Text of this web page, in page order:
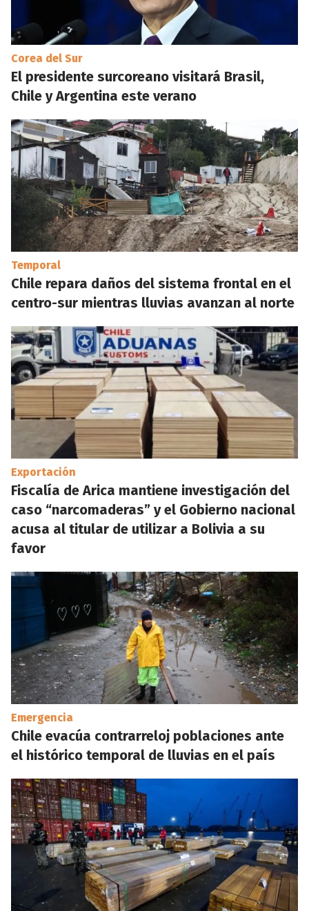
Corea del Sur
El presidente surcoreano visitará Brasil,
Chile y Argentina este verano
Temporal
Chile repara daños del sistema frontal en el
centro-sur mientras lluvias avanzan al norte
Exportación
Fiscalía de Arica mantiene investigación del
caso “narcomaderas” y el Gobierno nacional
acusa al titular de utilizar a Bolivia a su
favor
Emergencia
Chile evacúa contrarreloj poblaciones ante
el histórico temporal de lluvias en el país